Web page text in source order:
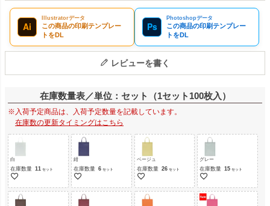
Ai
Illustratorデータ
この商品の印刷テンプレー
トをDL
Ps
Photoshopデータ
この商品の印刷テンプレー
トをDL
レビューを書く
在庫数量表／単位：セット（1セット100枚入）
※入荷予定商品は、入荷予定数量を記載しています。
在庫数の更新タイミングはこちら
白
在庫数量 11
紺
在庫数量 6
ベージュ
在庫数量 26
グレー
在庫数量 15